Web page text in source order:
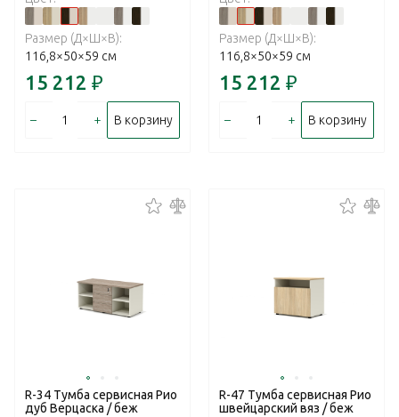
Размер (Д×Ш×В):
116,8×50×59 см
15 212 ₽
– + В корзину
Размер (Д×Ш×В):
116,8×50×59 см
15 212 ₽
– + В корзину
R-34 Тумба сервисная Рио
дуб Верцаска / беж
R-47 Тумба сервисная Рио
швейцарский вяз / беж